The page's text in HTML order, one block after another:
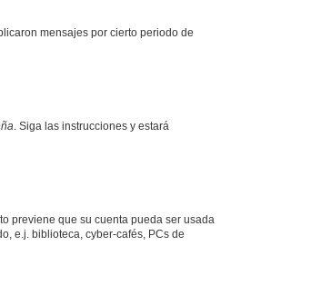
mensajes por cierto periodo de
. Siga las instrucciones y estará
previene que su cuenta pueda ser usada
e.j. biblioteca, cyber-cafés, PCs de